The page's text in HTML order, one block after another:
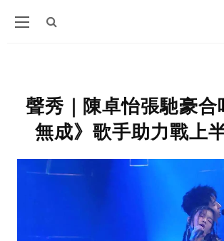
聲秀｜陳卓怡張馳豪合
無成》歌手助力戰上